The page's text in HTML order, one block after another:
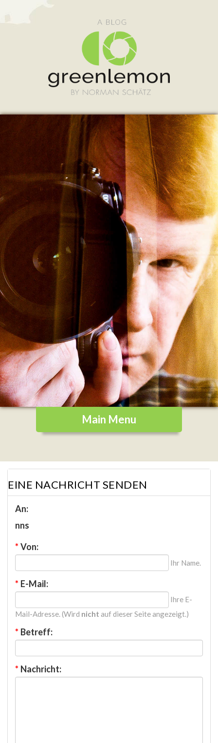
EINE NACHRICHT SENDEN
An:
nns
*Von:
Ihr Name.
* E-Mail:
Ihre E-
Mail-Adresse. (Wird nicht auf dieser Seite angezeigt.)
* Betreff:
* Nachricht: